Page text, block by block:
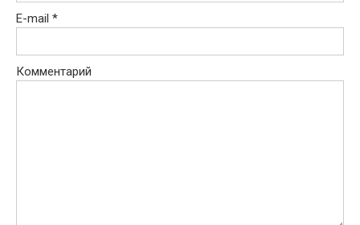
E-mail *
Комментарий